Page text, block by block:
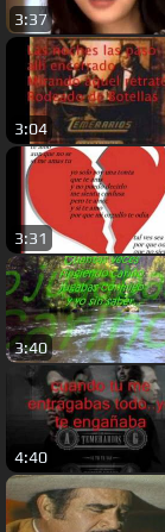
3:37
3:04
3:31
3:40
4:40